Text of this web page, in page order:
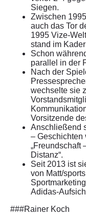
Siegen.
Zwischen
auch das Tor
1995 Vize-
stand im
Schon
parallel in der
Nach der
wechselte sie
Vorsitzende
Anschließend
– Geschichten
„Freundschaft
Distanz“.
Seit 2013 ist
von Matt/
Adidas-
###Rainer Koch